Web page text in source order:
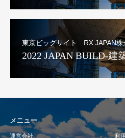
東京ビッグサイト RX JAPAN株
2022 JAPAN BUILD-建
メニュー
運営会社 利